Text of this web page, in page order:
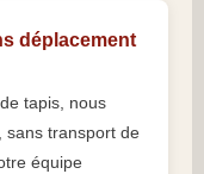
déplacement
tapis, nous
sans transport de
équipe